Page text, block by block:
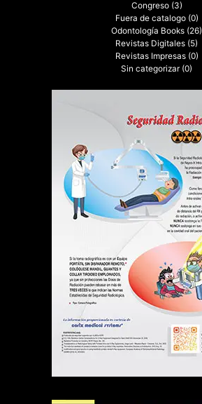
Congreso (3)
Fuera de catalogo (0)
Odontología Books (26)
Revistas Digitales (5)
Revistas Impresas (0)
Sin categorizar (0)